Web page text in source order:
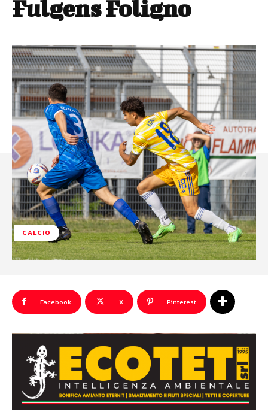
Fulgens Foligno
CALCIO
Facebook X Pinterest